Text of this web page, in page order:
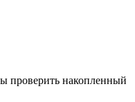
проверить накопленный